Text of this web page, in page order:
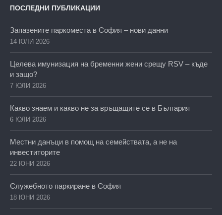
ПОСЛЕДНИ ПУБЛИКАЦИИ
Запазените паркоместа в София – нови данни
14 ЮЛИ 2026
Целева имунизация на бременни жени срещу RSV – къде
и защо?
7 ЮЛИ 2026
Какво знаем и какво не за връщащите се в България
6 ЮЛИ 2026
Местни данъци в помощ на семействата, а не на
инвеститорите
22 ЮНИ 2026
Служебното паркиране в София
18 ЮНИ 2026